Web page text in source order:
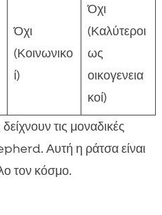
Όχι
(Κοινωνικο
ί)
Όχι
(Καλύτεροι
ως
οικογενεια
κοί)
τις μοναδικές
Αυτή η ράτσα είναι
τον κόσμο.